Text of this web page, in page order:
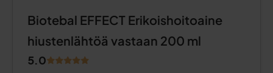
Biotebal EFFECT Erikoishoitoaine
hiustenlähtöä vastaan 200 ml
5.0